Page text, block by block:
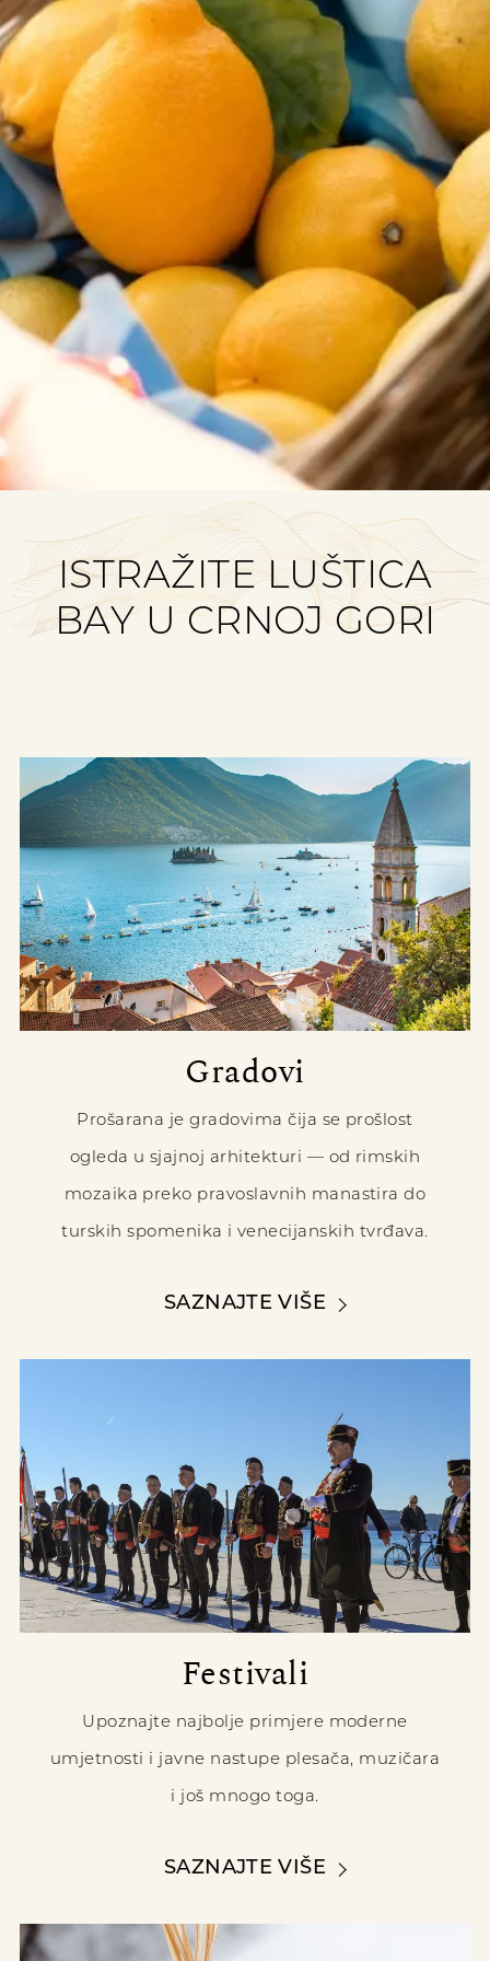
ISTRAŽITE LUŠTICA
BAY U CRNOJ GORI
Gradovi
Prošarana je gradovima čija se prošlost
ogleda u sjajnoj arhitekturi — od rimskih
mozaika preko pravoslavnih manastira do
turskih spomenika i venecijanskih tvrđava.
SAZNAJTE VIŠE
Festivali
Upoznajte najbolje primjere moderne
umjetnosti i javne nastupe plesača, muzičara
i još mnogo toga.
SAZNAJTE VIŠE